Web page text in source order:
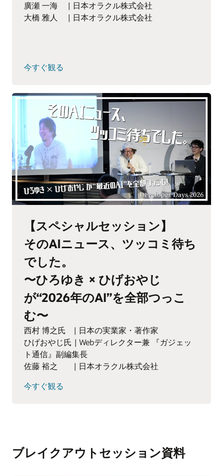
廣瀬 一海 | 日本オラクル株式会社
大橋 雅人 | 日本オラクル株式会社
今すぐ観る
【スペシャルセッション】
そのAIニュース、ツッコミ待ち
でした。
〜ひろゆき × ひげおやじ
が“2026年のAI”を全部つっこ
む〜
西村 博之氏 | 日本の実業家・著作家
ひげおやじ氏 | Webディレクター兼 『ガジェッ
ト通信』副編集長
佐藤 裕之 | 日本オラクル株式会社
今すぐ観る
ブレイクアウトセッション資料